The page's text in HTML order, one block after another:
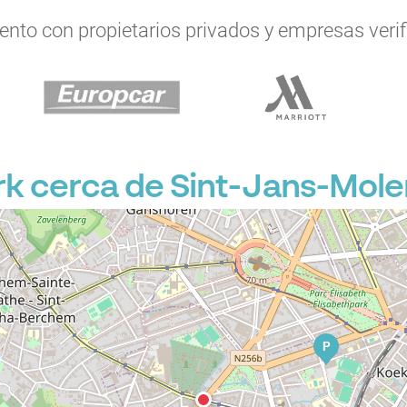
con propietarios privados y empresas
cerca de Sint-Jans-
P